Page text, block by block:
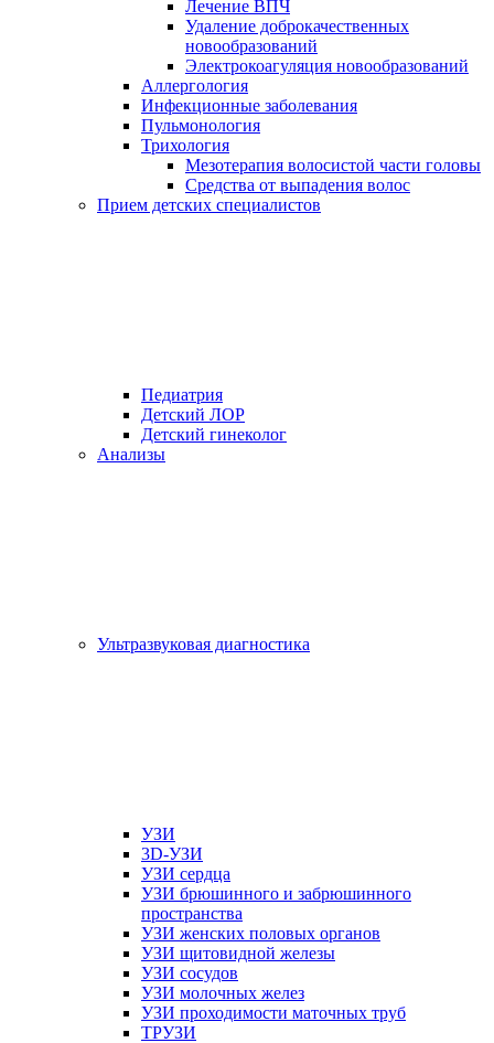
Лечение ВПЧ
Удаление доброкачественных
новообразований
Электрокоагуляция новообразований
Аллергология
Инфекционные заболевания
Пульмонология
Трихология
Мезотерапия волосистой части головы
Средства от выпадения волос
Прием детских специалистов
Педиатрия
Детский ЛОР
Детский гинеколог
Анализы
Ультразвуковая диагностика
УЗИ
3D-УЗИ
УЗИ сердца
УЗИ брюшинного и забрюшинного
пространства
УЗИ женских половых органов
УЗИ щитовидной железы
УЗИ сосудов
УЗИ молочных желез
УЗИ проходимости маточных труб
ТРУЗИ